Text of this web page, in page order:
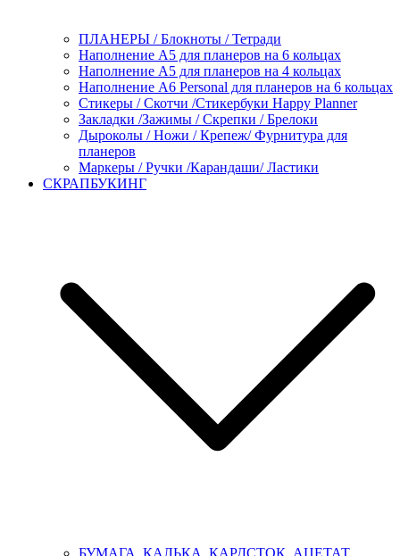
ПЛАНЕРЫ / Блокноты / Тетради
Наполнение А5 для планеров на 6 кольцах
Наполнение А5 для планеров на 4 кольцах
Наполнение А6 Personal для планеров на 6 кольцах
Стикеры / Скотчи /Стикербуки Happy Planner
Закладки /Зажимы / Скрепки / Брелоки
Дыроколы / Ножи / Крепеж/ Фурнитура для
планеров
Маркеры / Ручки /Карандаши/ Ластики
СКРАПБУКИНГ
БУМАГА. КАЛЬКА. КАРДСТОК. АЦЕТАТ